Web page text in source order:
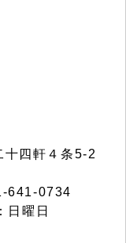
四軒４条5-2
641-0734
日曜日